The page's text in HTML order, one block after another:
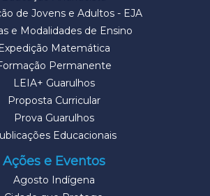
de Jovens e Adultos - EJA
e Modalidades de Ensino
Expedição Matemática
Permanente
LEIA+ Guarulhos
Proposta Curricular
Prova Guarulhos
Educacionais
Ações e Eventos
Agosto Indígena